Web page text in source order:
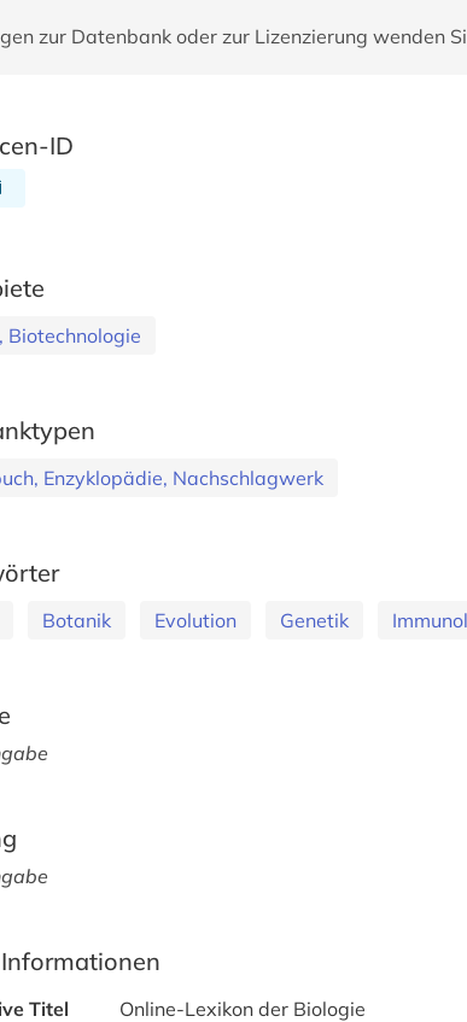
zur Datenbank oder zur Lizenzierung wenden
ID
Biotechnologie
Enzyklopädie, Nachschlagwerk
Botanik Evolution Genetik
Titel Online-Lexikon der Biologie